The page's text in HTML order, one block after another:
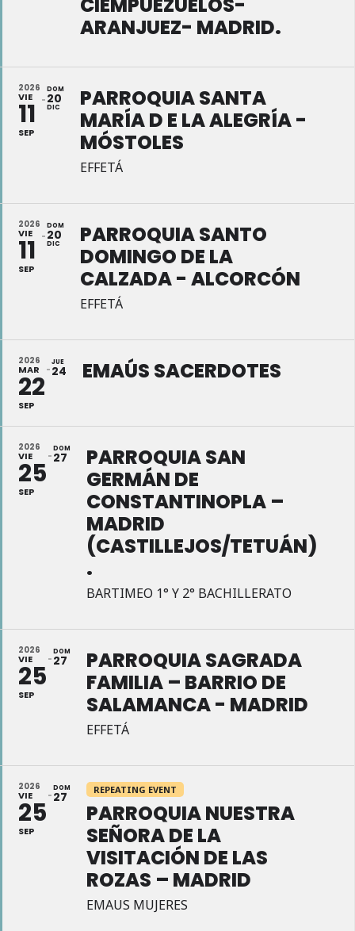
ARANJUEZ- MADRID.
2026
VIE
11
SEP
DOM
20
DIC
PARROQUIA SANTA
MARÍA D E LA ALEGRÍA -
MÓSTOLES
EFFETÁ
2026
VIE
11
SEP
DOM
20
DIC
PARROQUIA SANTO
DOMINGO DE LA
CALZADA - ALCORCÓN
EFFETÁ
2026
MAR
22
SEP
JUE
24 EMAÚS SACERDOTES
2026
VIE
25
SEP
DOM
27
PARROQUIA SAN
GERMÁN DE
CONSTANTINOPLA –
MADRID
(CASTILLEJOS/TETUÁN)
.
BARTIMEO 1° Y 2° BACHILLERATO
2026
VIE
25
SEP
DOM
27
PARROQUIA SAGRADA
FAMILIA – BARRIO DE
SALAMANCA - MADRID
EFFETÁ
2026
VIE
25
SEP
DOM
27 REPEATING EVENT
PARROQUIA NUESTRA
SEÑORA DE LA
VISITACIÓN DE LAS
ROZAS – MADRID
EMAUS MUJERES